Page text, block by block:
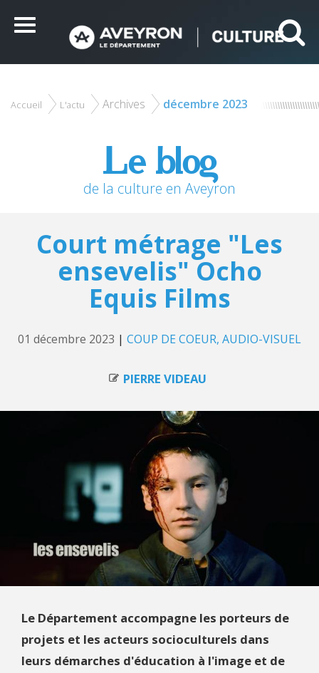
Menu
Accueil L'actu Archives décembre 2023
Le blog
de la culture en Aveyron
Court métrage "Les
ensevelis" Ocho
Equis Films
01 décembre 2023 | COUP DE COEUR AUDIO-VISUEL
PIERRE VIDEAU
Le Département accompagne les porteurs de
projets et les acteurs socioculturels dans
leurs démarches d'éducation à l'image et de
ceux que vous souhaitez activer
Tout accepter Tout refuser Personnaliser